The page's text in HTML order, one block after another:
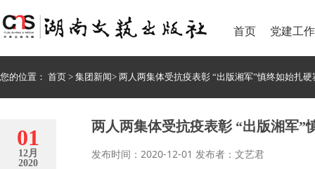
首页 党建工作
您的位置： 首页 > 集团新闻> 两人两集体受抗疫表彰 “出版湘军”慎终如始扎硬
01
12月
2020
两人两集体受抗疫表彰 “出版湘军”
发布时间：2020-12-01 发布者：文艺君